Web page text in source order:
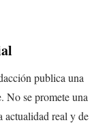
publica una
No se promete una
actualidad real y de